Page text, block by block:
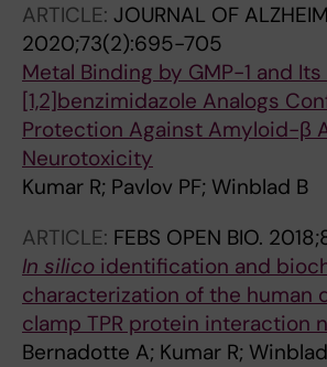
ARTICLE: JOURNAL OF
2020;73(2):695-705
Metal Binding by GMP-1 and
[1,2]benzimidazole Analogs
Protection Against Amyloid-β
Neurotoxicity
Kumar R; Pavlov PF; Winblad B
ARTICLE: FEBS OPEN BIO.
In silico identification and
characterization of the human
clamp TPR protein interaction
Bernadotte A; Kumar R;